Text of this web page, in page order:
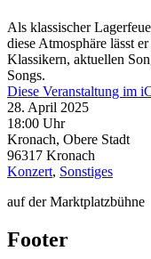
Als klassischer
diese Atmosphäre lässt
Klassikern, aktuellen
Songs.
Diese Veranstaltung im
28. April 2025
18:00 Uhr
Kronach, Obere Stadt
96317 Kronach
Konzert, Sonstiges
auf der Marktplatzbühne
Footer